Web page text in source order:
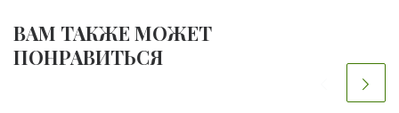
ВАМ ТАКЖЕ МОЖЕТ
ПОНРАВИТЬСЯ